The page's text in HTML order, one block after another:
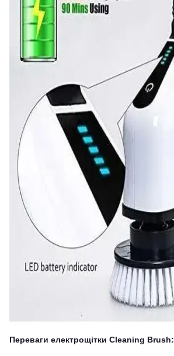
Переваги електрощітки Cleaning Brush: